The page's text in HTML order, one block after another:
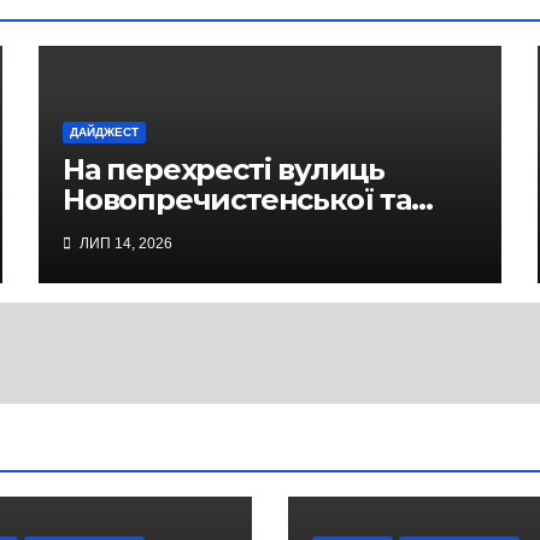
ДАЙДЖЕСТ
На перехресті вулиць
Новопречистенської та
Надпільної просів асфальт
над теплотрасою
ЛИП 14, 2026